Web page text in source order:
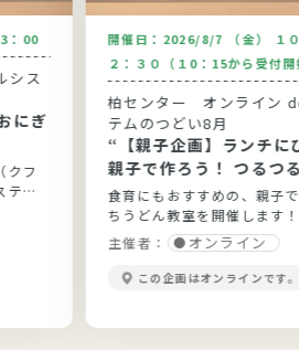
：00
シス
にぎ
クフ
テム
開催日： 2026/8/7 （金） １
２：３０（１0：15から受付開
柏センター オンライン
テムのつどい8月
“【親子企画】ランチに
親子で作ろう！ つるつ
手打ちうどん”
食育にもおすすめの、親子
ちうどん教室を開催します！
主催者：
オンライン
この企画はオンラインです。